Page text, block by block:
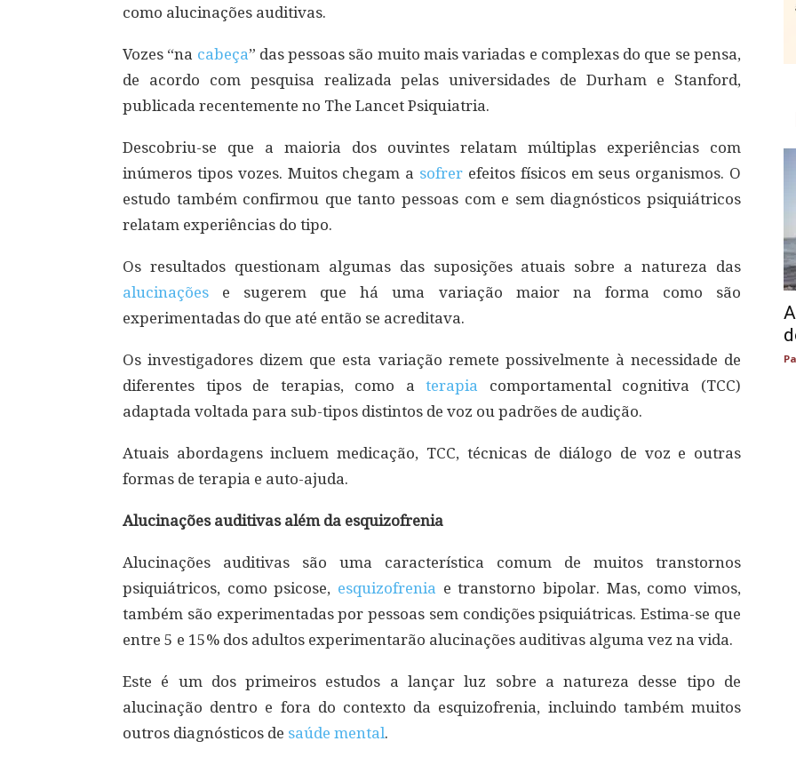
como alucinações auditivas.
Vozes “na cabeça” das pessoas são muito mais variadas e complexas do que se pensa,
de acordo com pesquisa realizada pelas universidades de Durham e Stanford,
publicada recentemente no The Lancet Psiquiatria.
Descobriu-se que a maioria dos ouvintes relatam múltiplas experiências com
inúmeros tipos vozes. Muitos chegam a sofrer efeitos físicos em seus organismos. O
estudo também confirmou que tanto pessoas com e sem diagnósticos psiquiátricos
relatam experiências do tipo.
Os resultados questionam algumas das suposições atuais sobre a natureza das
alucinações e sugerem que há uma variação maior na forma como são
experimentadas do que até então se acreditava.
Os investigadores dizem que esta variação remete possivelmente à necessidade de
diferentes tipos de terapias, como aterapia comportamental cognitiva (TCC)
adaptada voltada para sub-tipos distintos de voz ou padrões de audição.
Atuais abordagens incluem medicação, TCC, técnicas de diálogo de voz e outras
formas de terapia e auto-ajuda.
Alucinações auditivas além da esquizofrenia
Alucinações auditivas são uma característica comum de muitos transtornos
psiquiátricos, como psicose, esquizofrenia e transtorno bipolar. Mas, como vimos,
também são experimentadas por pessoas sem condições psiquiátricas. Estima-se que
entre 5 e 15% dos adultos experimentarão alucinações auditivas alguma vez na vida.
Este é um dos primeiros estudos a lançar luz sobre a natureza desse tipo de
alucinação dentro e fora do contexto da esquizofrenia, incluindo também muitos
outros diagnósticos de saúde mental.